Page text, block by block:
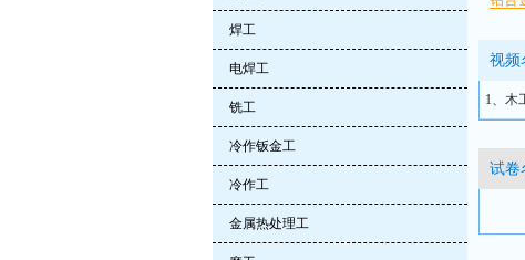
焊工
电焊工
铣工
冷作钣金工
冷作工
金属热处理工
视频
1、木
试卷